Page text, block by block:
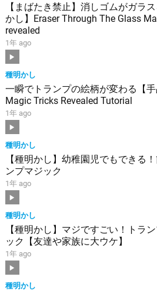
【まばたき禁止】消しゴムがガラ
かし】Eraser Through The Glass
revealed
1年 ago
種明かし
一瞬でトランプの絵柄が変わる【手
Magic Tricks Revealed Tutorial
1年 ago
種明かし
【種明かし】幼稚園児でもできる
ンプマジック
1年 ago
種明かし
【種明かし】マジですごい！トラ
ック【友達や家族に大ウケ】
1年 ago
種明かし